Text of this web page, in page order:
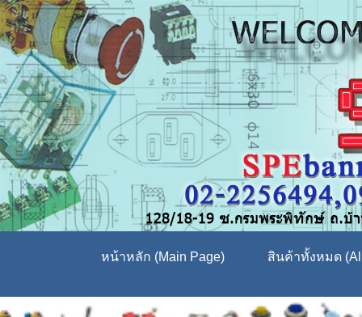
หน้าหลัก (Main Page) สินค้าทั้งหมด